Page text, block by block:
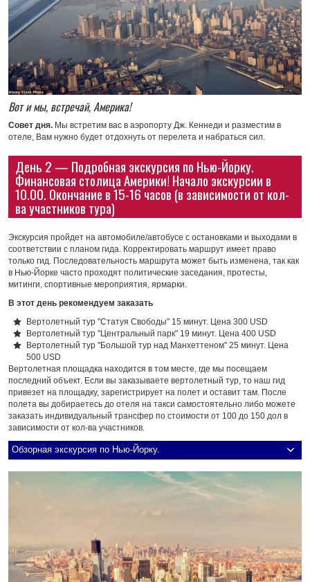
Вот и мы, встречай, Америка!
Совет дня. Мы встретим вас в аэропорту Дж. Кеннеди и разместим в
отеле, Вам нужно будет отдохнуть от перелета и набраться сил.
День 2 — Подробная экскурсия по Нью-Йорку.
Финансовая столица Америки! Начало экскурсии в
10.00. Окончание в 15-16 часов (в зависимости от кол-
ва участников тура)
Экскурсия пройдет на автомобиле/автобусе с остановками и выходами в
соответствии с планом гида. Корректировать маршрут имеет право
только гид. Последовательность маршрута может быть изменена, так как
в Нью-Йорке часто проходят политические заседания, протесты,
митинги, спортивные мероприятия, ярмарки.
В этот день рекомендуем заказать
Вертолетный тур "Статуя Свободы" 15 минут. Цена 300 USD
Вертолетный тур "Центральный парк" 19 минут. Цена 400 USD
Вертолетный тур "Большой тур над Манхеттеном" 25 минут. Цена
500 USD
Вертолетная площадка находится в том месте, где мы посещаем
последний объект. Если вы заказываете вертолетный тур, то наш гид
привезет на площадку, зарегистрирует на полет и оставит там. После
полета вы добираетесь до отеля на такси самостоятельно либо можете
заказать индивидуальный трансфер по стоимости от 100 до 150 дол в
зависимости от кол-ва участников.
Обзорная экскурсия по Нью-Йорку.